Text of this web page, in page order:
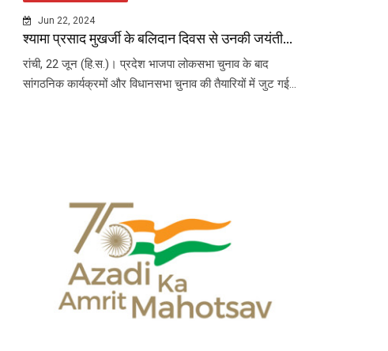
Jun 22, 2024
श्यामा प्रसाद मुखर्जी के बलिदान दिवस से उनकी जयंती...
रांची, 22 जून (हि.स.)। प्रदेश भाजपा लोकसभा चुनाव के बाद
सांगठनिक कार्यक्रमों और विधानसभा चुनाव की तैयारियों में जुट गई...